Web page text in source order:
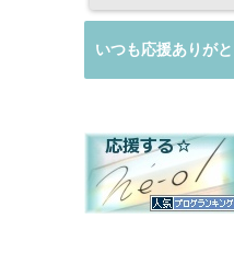
いつも応援ありが